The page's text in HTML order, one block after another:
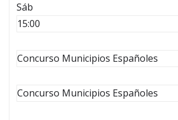
Sáb
15:00
Concurso Municipios Españoles
Concurso Municipios Españoles